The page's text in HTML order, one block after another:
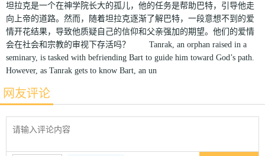
坦拉克是一个在神学院长大的孤儿，他的任务是帮助巴特，引导他走
向上帝的道路。然而，随着坦拉克逐渐了解巴特，一段意想不到的爱
情开花结果，导致他质疑自己的信仰和父亲强加的期望。他们的爱情
会在社会和宗教的审视下存活吗？ Tanrak, an orphan raised in a
seminary, is tasked with befriending Bart to guide him toward God’s path.
However, as Tanrak gets to know Bart, an un
网友评论